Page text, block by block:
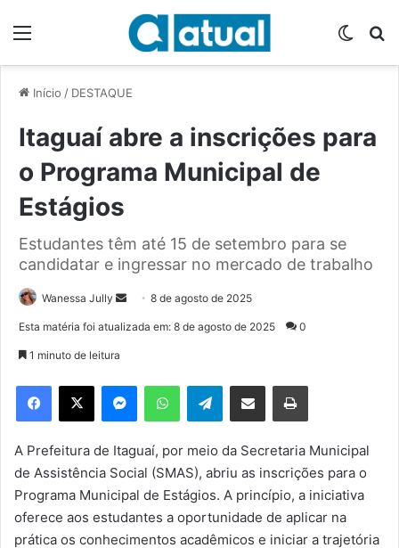
Início / DESTAQUE
Itaguaí abre a inscrições para
o Programa Municipal de
Estágios
Estudantes têm até 15 de setembro para se
candidatar e ingressar no mercado de trabalho
Wanessa Jully
e
m
e
-
m
a
i
8 de agosto de 2025
Esta matéria foi atualizada em: 8 de agosto de 2025 0
1 minuto de leitura
Telegram
A Prefeitura de Itaguaí, por meio da Secretaria Municipal
de Assistência Social (SMAS), abriu as inscrições para o
Programa Municipal de Estágios. A princípio, a iniciativa
oferece aos estudantes a oportunidade de aplicar na
prática os conhecimentos acadêmicos e iniciar a trajetória